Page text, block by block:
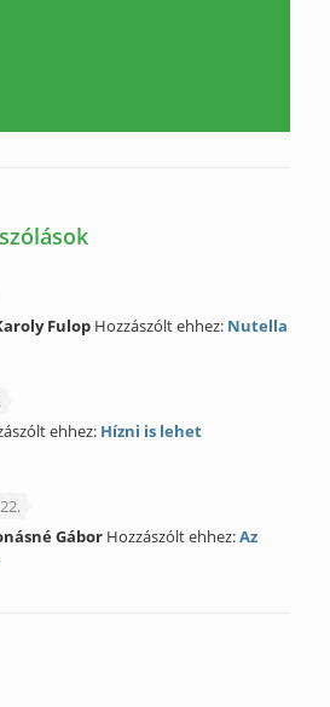
Fulop Hozzászólt ehhez: Nutella
ehhez: Hízni is lehet
Gábor Hozzászólt ehhez:Az